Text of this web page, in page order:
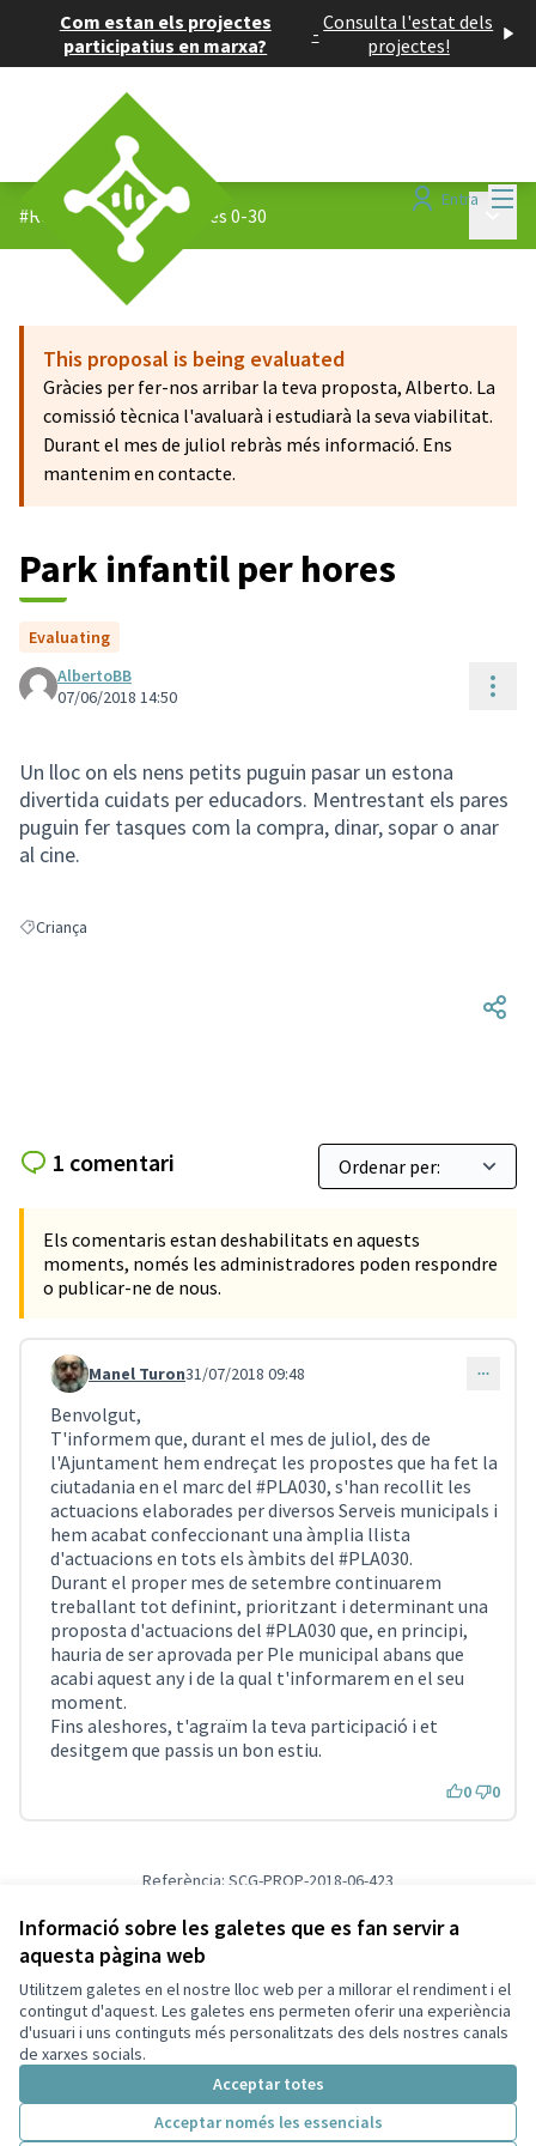
Informació sobre les galetes que es fan servir a
aquesta pàgina web
Utilitzem galetes en el nostre lloc web per a millorar el rendiment i el
contingut d'aquest. Les galetes ens permeten oferir una experiència
d'usuari i uns continguts més personalitzats des dels nostres canals
de xarxes socials.
Acceptar totes
Acceptar només les essencials
Com estan els projectes
participatius en marxa?
- Consulta l'estat dels
projectes!
Entra
#Reptes 0-30/Propostes 0-30
This proposal is being evaluated
Gràcies per fer-nos arribar la teva proposta, Alberto. La
comissió tècnica l'avaluarà i estudiarà la seva viabilitat.
Durant el mes de juliol rebràs més informació. Ens
mantenim en contacte.
Park infantil per hores
Evaluating
AlbertoBB
07/06/2018 14:50
Un lloc on els nens petits puguin pasar un estona
divertida cuidats per educadors. Mentrestant els pares
puguin fer tasques com la compra, dinar, sopar o anar
al cine.
Resultats en filtrar per: Criança
Criança
1 comentari
Els comentaris estan deshabilitats en aquests
moments, només les administradores poden respondre
o publicar-ne de nous.
Comentari 79
Manel Turon31/07/2018 09:48
Benvolgut,
T'informem que, durant el mes de juliol, des de
l'Ajuntament hem endreçat les propostes que ha fet la
ciutadania en el marc del #PLA030, s'han recollit les
actuacions elaborades per diversos Serveis municipals i
hem acabat confeccionant una àmplia llista
d'actuacions en tots els àmbits del #PLA030.
Durant el proper mes de setembre continuarem
treballant tot definint, prioritzant i determinant una
proposta d'actuacions del #PLA030 que, en principi,
hauria de ser aprovada per Ple municipal abans que
acabi aquest any i de la qual t'informarem en el seu
moment.
Fins aleshores, t'agraïm la teva participació i et
desitgem que passis un bon estiu.
0 0
Referència: SCG-PROP-2018-06-423
Verifica l'empremta digital
Termes i condicions d'ús
Configuració de les galetes
Decidim Sant Cugat a X
(Enllaç extern)
Decidim Sant Cugat a Facebook
Decidim Sant Cugat a Instagram
Decidim Sant Cugat a GitHub
(Enllaç extern)